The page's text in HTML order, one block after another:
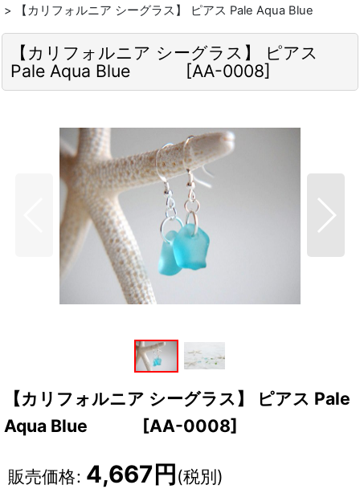
>
【カリフォルニア シーグラス】 ピアス Pale Aqua Blue
【カリフォルニア シーグラス】 ピアス
Pale Aqua Blue
[AA-0008]
【カリフォルニア シーグラス】 ピアス Pale
Aqua Blue
[AA-0008]
販売価格: 4,667円(税別)